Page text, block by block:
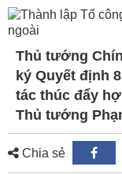
Thủ tướng
ký Quyết định
tác thúc đẩy
Thủ tướng
Chia sẻ